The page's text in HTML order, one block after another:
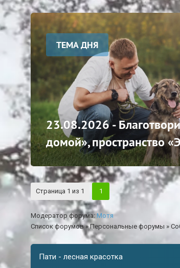
ТЕМА ДНЯ
23.08.2026 -
домой», пространство
Страница 1 из 1 1
Модератор форума: Мотя
Список форумов » Персональные форумы »
Пати - лесная красотка